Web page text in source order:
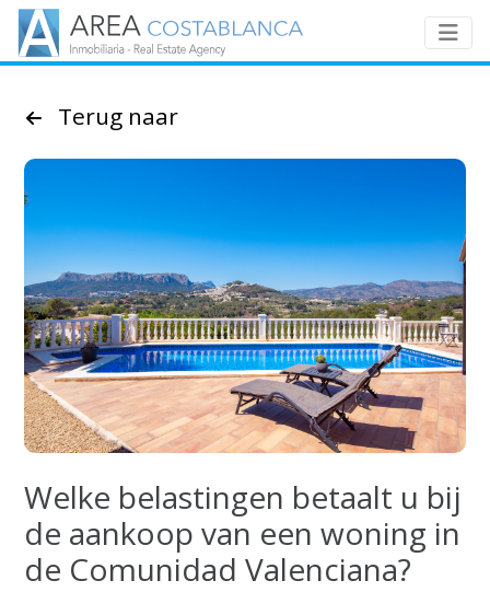
Terug naar
Welke belastingen betaalt u bij
de aankoop van een woning in
de Comunidad Valenciana?